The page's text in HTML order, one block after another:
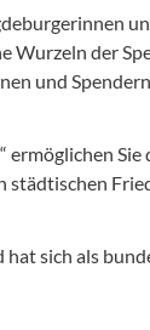
Wurzeln der
und
sich als